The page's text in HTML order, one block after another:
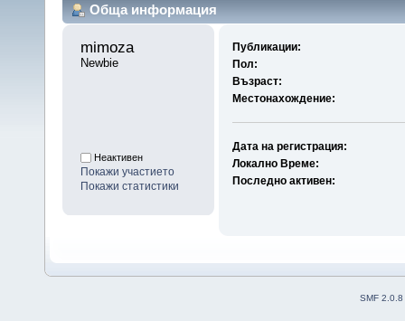
Обща информация
mimoza
Newbie
Неактивен
Покажи участието
Покажи статистики
Публикации:
Пол:
Възраст:
Местонахождение:
Дата на регистрация:
Локално Време:
Последно активен:
SMF 2.0.8